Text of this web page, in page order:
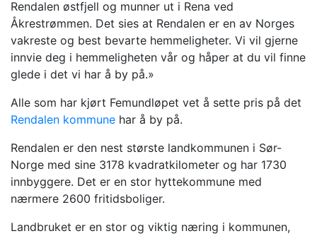
Rendalen østfjell og munner ut i Rena ved
Åkrestrømmen. Det sies at Rendalen er en av Norges
vakreste og best bevarte hemmeligheter. Vi vil gjerne
innvie deg i hemmeligheten vår og håper at du vil finne
glede i det vi har å by på.»
Alle som har kjørt Femundløpet vet å sette pris på det
Rendalen kommune har å by på.
Rendalen er den nest største landkommunen i Sør-
Norge med sine 3178 kvadratkilometer og har 1730
innbyggere. Det er en stor hyttekommune med
nærmere 2600 fritidsboliger.
Landbruket er en stor og viktig næring i kommunen,